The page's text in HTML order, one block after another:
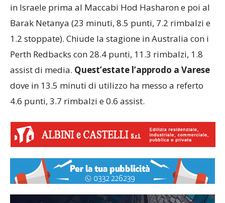
in Israele prima al Maccabi Hod Hasharon e poi al
Barak Netanya (23 minuti, 8.5 punti, 7.2 rimbalzi e
1.2 stoppate). Chiude la stagione in Australia con i
Perth Redbacks con 28.4 punti, 11.3 rimbalzi, 1.8
assist di media. Quest’estate l’approdo a Varese
dove in 13.5 minuti di utilizzo ha messo a referto
4.6 punti, 3.7 rimbalzi e 0.6 assist.